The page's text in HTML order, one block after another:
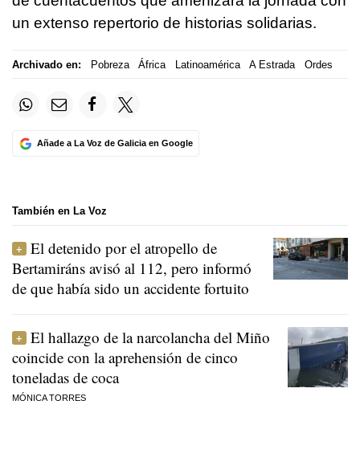
un extenso repertorio de historias solidarias.
Archivado en: Pobreza África Latinoamérica A Estrada Ordes
Añade a La Voz de Galicia en Google
También en La Voz
El detenido por el atropello de
Bertamiráns avisó al 112, pero informó
de que había sido un accidente fortuito
El hallazgo de la narcolancha del Miño
coincide con la aprehensión de cinco
toneladas de coca
MÓNICA TORRES